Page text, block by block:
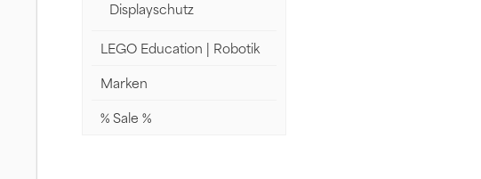
Displayschutz
LEGO Education | Robotik
Marken
% Sale %